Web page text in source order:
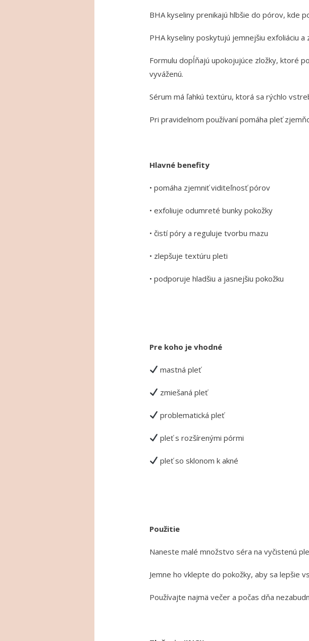
BHA kyseliny prenikajú hlbšie do pórov, kde
PHA kyseliny poskytujú jemnejšiu exfoliáciu
Formulu dopĺňajú upokojujúce zložky, ktoré
vyváženú.
Sérum má ľahkú textúru, ktorá sa rýchlo
Pri pravidelnom používaní pomáha pleť
Hlavné benefity
• pomáha zjemniť viditeľnosť pórov
• exfoliuje odumreté bunky pokožky
• čistí póry a reguluje tvorbu mazu
• zlepšuje textúru pleti
• podporuje hladšiu a jasnejšiu pokožku
Pre koho je vhodné
mastná pleť
zmiešaná pleť
problematická pleť
pleť s rozšírenými pórmi
pleť so sklonom k akné
Použitie
Naneste malé množstvo séra na vyčistenú
Jemne ho vklepte do pokožky, aby sa lepšie
Používajte najmä večer a počas dňa